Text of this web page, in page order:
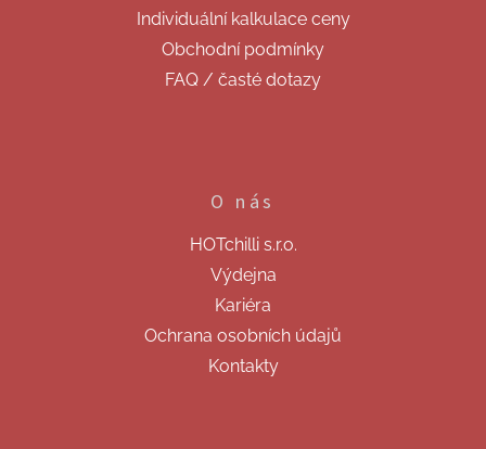
Individuální kalkulace ceny
Obchodní podmínky
FAQ / časté dotazy
O nás
HOTchilli s.r.o.
Výdejna
Kariéra
Ochrana osobních údajů
Kontakty